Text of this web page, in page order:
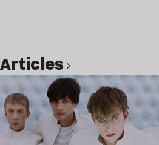
Articles